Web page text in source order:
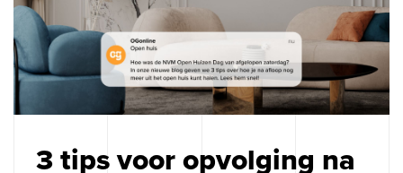
3 tips voor opvolging na
Op zoek naarpakkende content?❘